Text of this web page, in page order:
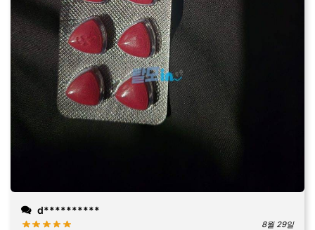
d**********
8월 29일